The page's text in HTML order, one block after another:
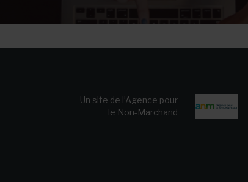
Un site de l’Agence pour
le Non-Marchand